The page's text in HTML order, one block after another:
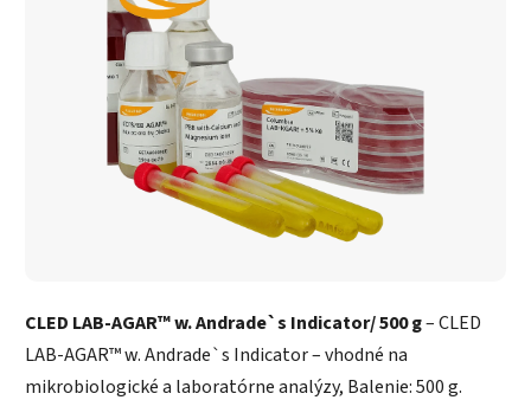
CLED LAB-AGAR™ w. Andrade`s Indicator/ 500 g– CLED
LAB-AGAR™ w. Andrade`s Indicator – vhodné na
mikrobiologické a laboratórne analýzy, Balenie: 500 g.